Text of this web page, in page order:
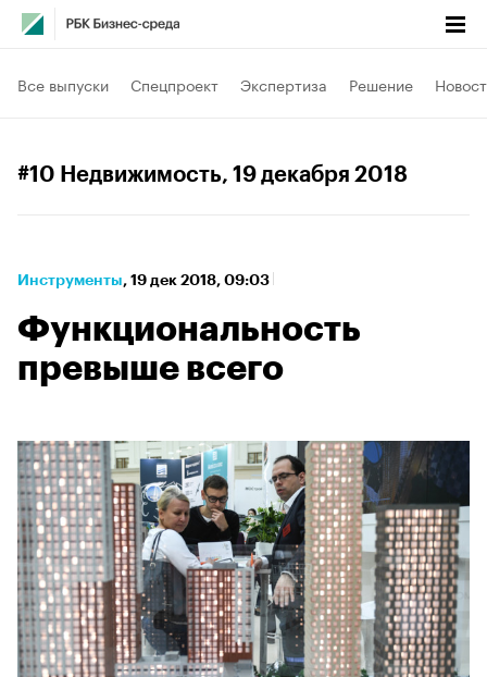
Все выпуски Спецпроект Экспертиза Решение
#10 Недвижимость, 19 декабря 2018
Инструменты⁠, 19 дек 2018, 09:03
Функциональность
превыше всего